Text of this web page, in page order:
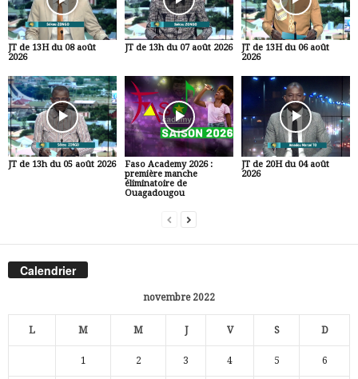
JT de 13H du 08 août
2026
JT de 13h du 07 août 2026
JT de 13H du 06 août
2026
JT de 13h du 05 août 2026
Faso Academy 2026 :
première manche
éliminatoire de
Ouagadougou
JT de 20H du 04 août
2026
Calendrier
novembre 2022
L M M J V S D
1 2 3 4 5 6